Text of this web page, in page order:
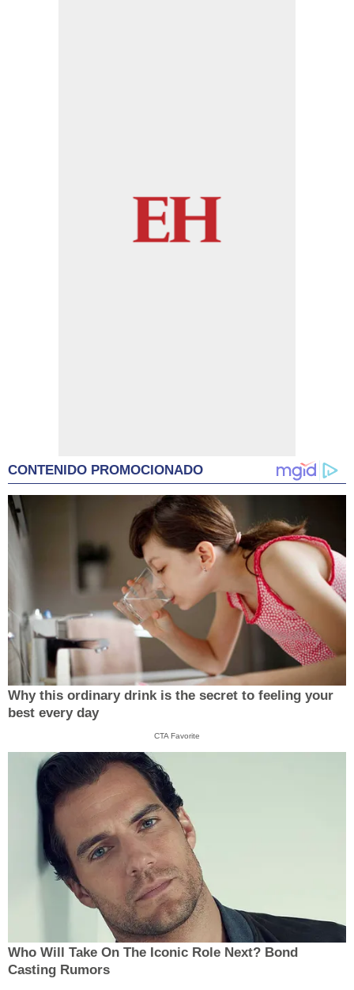
CONTENIDO PROMOCIONADO
Why this ordinary drink is the secret to feeling your
best every day
CTA Favorite
Who Will Take On The Iconic Role Next? Bond
Casting Rumors